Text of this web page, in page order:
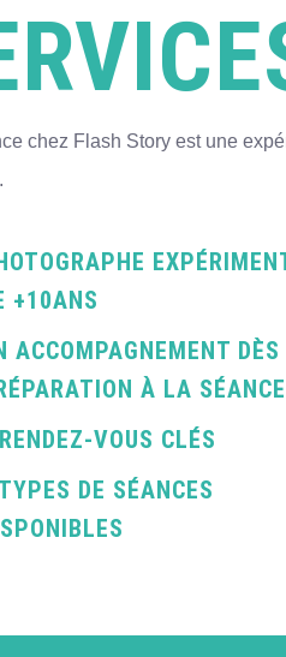
chez Flash Story est une
+10ANS
ACCOMPAGNEMENT
À LA SÉANCE
VOUS CLÉS
DE SÉANCES